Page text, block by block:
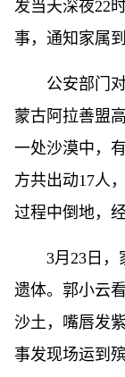
发当天深夜22
事，通知家属
公安部门
蒙古阿拉善盟
一处沙漠中，
方共出动17人
过程中倒地，
3月23日
遗体。郭小云
沙土，嘴唇发
事发现场运到